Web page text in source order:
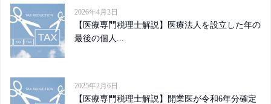
2026年4月2日
【医療専門税理士解説】医療法人を設立した年の
最後の個人...
2025年2月6日
【医療専門税理士解説】開業医が令和6年分確定